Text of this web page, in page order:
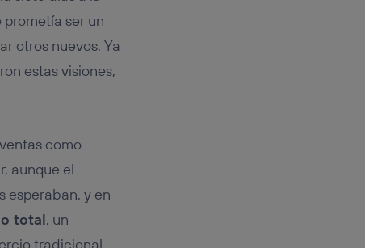
prometía ser un
otros nuevos. Ya
estas visiones,
como
aunque el
esperaban, y en
total, un
tradicional.
se
que
la parte